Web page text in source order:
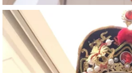
#女性マジシャン
#出張マジック
#マジシャン派遣
#イリュージョン
#和歌山県
#白浜町
#変面ショー